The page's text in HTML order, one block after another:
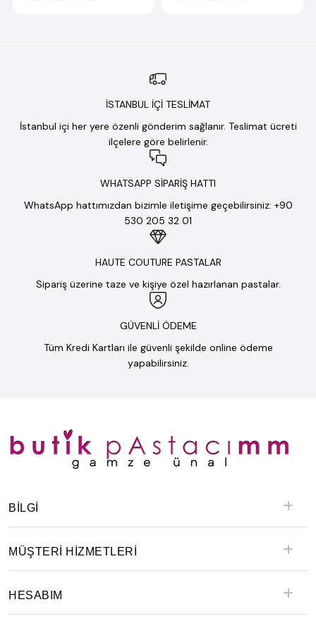
İSTANBUL İÇİ TESLİMAT
İstanbul içi her yere özenli gönderim sağlanır. Teslimat ücreti
ilçelere göre belirlenir.
WHATSAPP SİPARİŞ HATTI
WhatsApp hattımızdan bizimle iletişime geçebilirsiniz: +90
530 205 32 01
HAUTE COUTURE PASTALAR
Sipariş üzerine taze ve kişiye özel hazırlanan pastalar.
GÜVENLİ ÖDEME
Tüm Kredi Kartları ile güvenli şekilde online ödeme
yapabilirsiniz.
BILGI
MÜŞTERİ HİZMETLERİ
HESABIM